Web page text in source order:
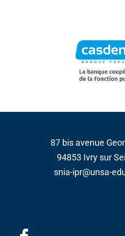
87 bis avenue
94853 Ivry sur
snia-ipr@unsa-